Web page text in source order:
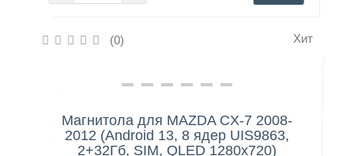
(0) Хит
Нашли дешевле?
Магнитола для MAZDA CX-7 2008-
2012 (Android 13, 8 ядер UIS9863,
2+32Гб, SIM, QLED 1280x720)